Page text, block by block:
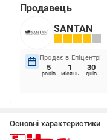
Продавець
SANTAN
Продає в Епіцентрі
5
років
1
місяць
30
днів
Основні характеристики